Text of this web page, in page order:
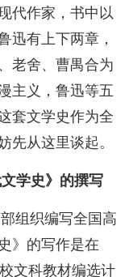
代作家，书中以
迅有上下两章，
老舍、曹禺合为
主义，鲁迅等五
套文学史作为全
先从这里谈起。
学史》的撰写
组织编写全国高
》的写作是在
文科教材编选计